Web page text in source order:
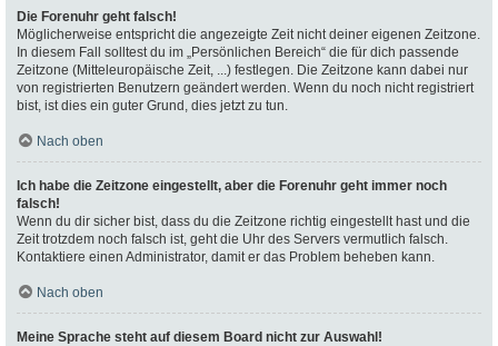
Die Forenuhr geht falsch!
Möglicherweise entspricht die angezeigte Zeit nicht deiner eigenen Zeitzone.
In diesem Fall solltest du im „Persönlichen Bereich“ die für dich passende
Zeitzone (Mitteleuropäische Zeit, ...) festlegen. Die Zeitzone kann dabei nur
von registrierten Benutzern geändert werden. Wenn du noch nicht registriert
bist, ist dies ein guter Grund, dies jetzt zu tun.
Nach oben
Ich habe die Zeitzone eingestellt, aber die Forenuhr geht immer noch
falsch!
Wenn du dir sicher bist, dass du die Zeitzone richtig eingestellt hast und die
Zeit trotzdem noch falsch ist, geht die Uhr des Servers vermutlich falsch.
Kontaktiere einen Administrator, damit er das Problem beheben kann.
Nach oben
Meine Sprache steht auf diesem Board nicht zur Auswahl!